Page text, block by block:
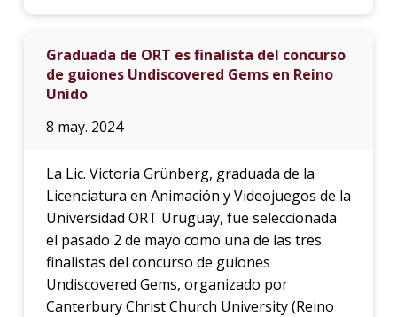
Graduada de ORT es finalista del concurso
de guiones Undiscovered Gems en Reino
Unido
8 may. 2024
La Lic. Victoria Grünberg, graduada de la
Licenciatura en Animación y Videojuegos de la
Universidad ORT Uruguay, fue seleccionada
el pasado 2 de mayo como una de las tres
finalistas del concurso de guiones
Undiscovered Gems, organizado por
Canterbury Christ Church University (Reino